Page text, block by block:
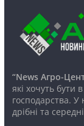
“News Агро-
які хочуть бути
господарства.
дрібні та